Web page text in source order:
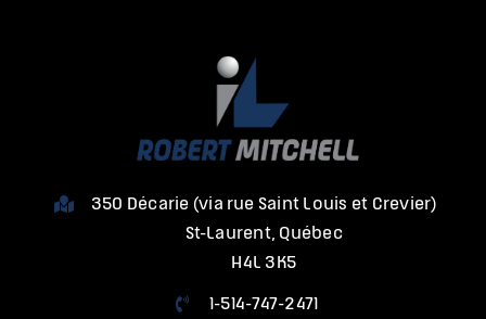
350 Décarie (via rue Saint Louis et Crevier)
St-Laurent, Québec
H4L 3K5
1-514-747-2471